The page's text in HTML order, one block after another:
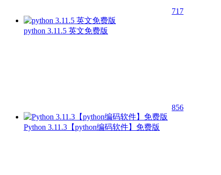
717
python 3.11.5 英文免费版
856
Python 3.11.3【python编码软件】免费版